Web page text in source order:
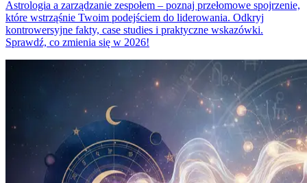
Astrologia a zarządzanie zespołem – poznaj przełomowe spojrzenie,
które wstrząśnie Twoim podejściem do liderowania. Odkryj
kontrowersyjne fakty, case studies i praktyczne wskazówki.
Sprawdź, co zmienia się w 2026!